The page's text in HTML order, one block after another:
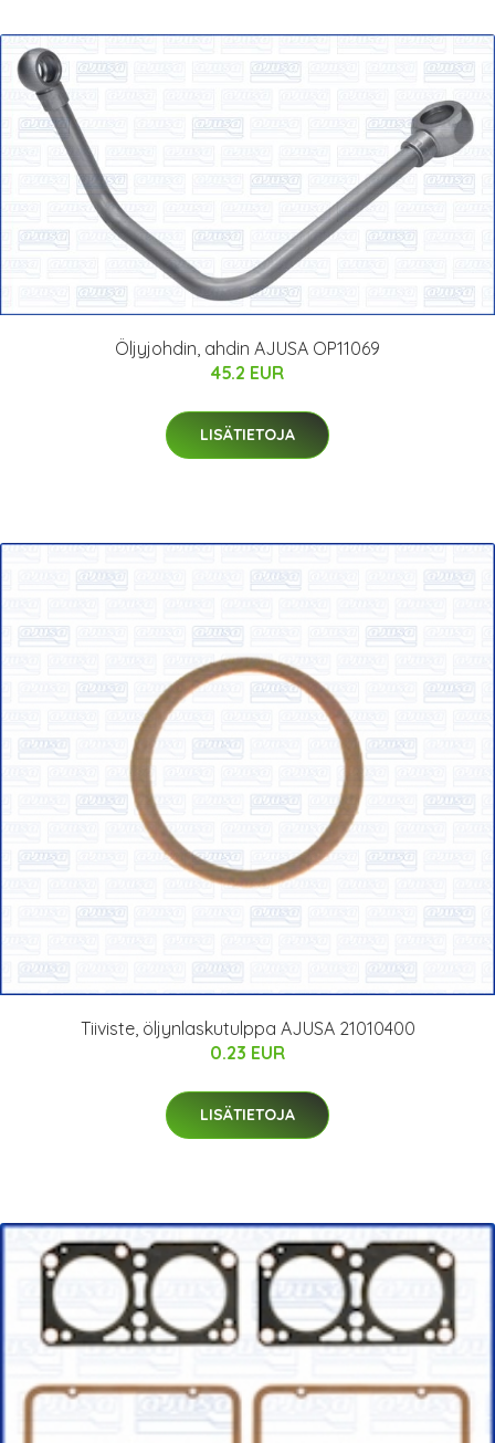
Öljyjohdin, ahdin AJUSA OP11069
45.2 EUR
LISÄTIETOJA
Tiiviste, öljynlaskutulppa AJUSA 21010400
0.23 EUR
LISÄTIETOJA